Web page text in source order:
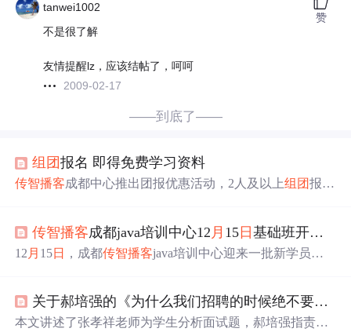
tanwei1002
不是很了解
友情提醒lz，应该结帖了，呵呵
2009-02-17
赞
——到底了——
组团报名 即得免费学习资料
传智播客成都中心推出团报优惠活动，2人及以上组团报名
技能。
传智播客成都java培训中心12 月 15日基础班开新班
12 月 15日 ，成都传智播客java培训中心迎来一批新学员，
员获得良好收获。
关于郝培强的《为什么我们招聘的时候绝不要
传智
本文讲述了张孝祥老师为学生分析面试题，郝培强指责其